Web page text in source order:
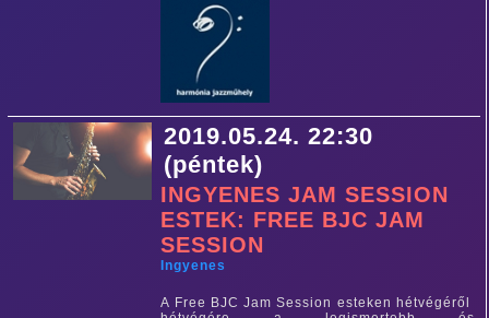
2019.05.24. 22:30
(péntek)
INGYENES JAM SESSION
ESTEK: FREE BJC JAM
SESSION
Ingyenes
A Free BJC Jam Session esteken hétvégéről